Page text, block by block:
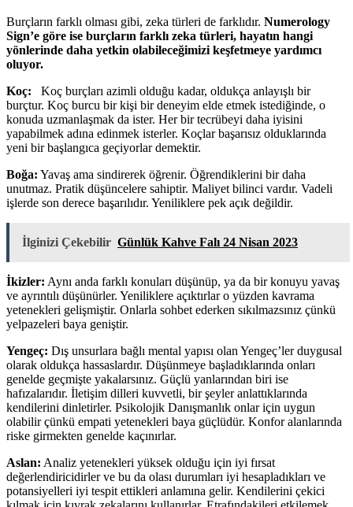
Burçların farklı olması gibi, zeka türleri de farklıdır. Numerology
Sign’e göre ise burçların farklı zeka türleri, hayatın hangi
yönlerinde daha yetkin olabileceğimizi keşfetmeye yardımcı
oluyor.
Koç: Koç burçları azimli olduğu kadar, oldukça anlayışlı bir
burçtur. Koç burcu bir kişi bir deneyim elde etmek istediğinde, o
konuda uzmanlaşmak da ister. Her bir tecrübeyi daha iyisini
yapabilmek adına edinmek isterler. Koçlar başarısız olduklarında
yeni bir başlangıca geçiyorlar demektir.
Boğa: Yavaş ama sindirerek öğrenir. Öğrendiklerini bir daha
unutmaz. Pratik düşüncelere sahiptir. Maliyet bilinci vardır. Vadeli
işlerde son derece başarılıdır. Yeniliklere pek açık değildir.
İlginizi Çekebilir Günlük Kahve Falı 24 Nisan 2023
İkizler: Aynı anda farklı konuları düşünüp, ya da bir konuyu yavaş
ve ayrıntılı düşünürler. Yeniliklere açıktırlar o yüzden kavrama
yetenekleri gelişmiştir. Onlarla sohbet ederken sıkılmazsınız çünkü
yelpazeleri baya geniştir.
Yengeç: Dış unsurlara bağlı mental yapısı olan Yengeç’ler duygusal
olarak oldukça hassaslardır. Düşünmeye başladıklarında onları
genelde geçmişte yakalarsınız. Güçlü yanlarından biri ise
hafızalarıdır. İletişim dilleri kuvvetli, bir şeyler anlattıklarında
kendilerini dinletirler. Psikolojik Danışmanlık onlar için uygun
olabilir çünkü empati yetenekleri baya güçlüdür. Konfor alanlarında
riske girmekten genelde kaçınırlar.
Aslan: Analiz yetenekleri yüksek olduğu için iyi fırsat
değerlendiricidirler ve bu da olası durumları iyi hesapladıkları ve
potansiyelleri iyi tespit ettikleri anlamına gelir. Kendilerini çekici